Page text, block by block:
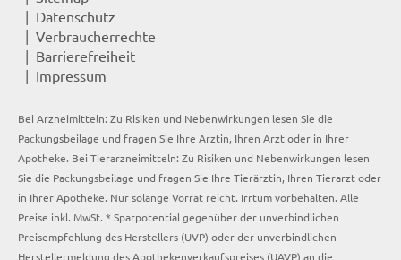
Datenschutz
Verbraucherrechte
Barrierefreiheit
Impressum
Bei Arzneimitteln: Zu Risiken und Nebenwirkungen lesen Sie die
Packungsbeilage und fragen Sie Ihre Ärztin, Ihren Arzt oder in Ihrer
Apotheke. Bei Tierarzneimitteln: Zu Risiken und Nebenwirkungen lesen
Sie die Packungsbeilage und fragen Sie Ihre Tierärztin, Ihren Tierarzt oder
in Ihrer Apotheke. Nur solange Vorrat reicht. Irrtum vorbehalten. Alle
Preise inkl. MwSt. * Sparpotential gegenüber der unverbindlichen
Preisempfehlung des Herstellers (UVP) oder der unverbindlichen
Herstellermeldung des Apothekenverkaufspreises (UAVP) an die